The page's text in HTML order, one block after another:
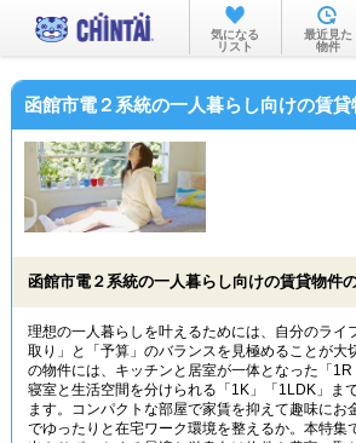
お部屋を探す
沿線・駅か
物件特集か
TOP
気になる
リスト
最近見た
物件
函館市電２系統の一人暮らし向けの賃
函館市電２系統の一人暮らし向けの賃貸物件
理想の一人暮らしを叶えるためには、自分のライ
取り」と「予算」のバランスを見極めることが大
の物件には、キッチンと居室が一体となった「1R
寝室と生活空間を分けられる「1K」「1LDK」ま
ます。コンパクトな部屋で家賃を抑えて趣味にお
でゆったりと在宅ワーク環境を整えるか。本特集